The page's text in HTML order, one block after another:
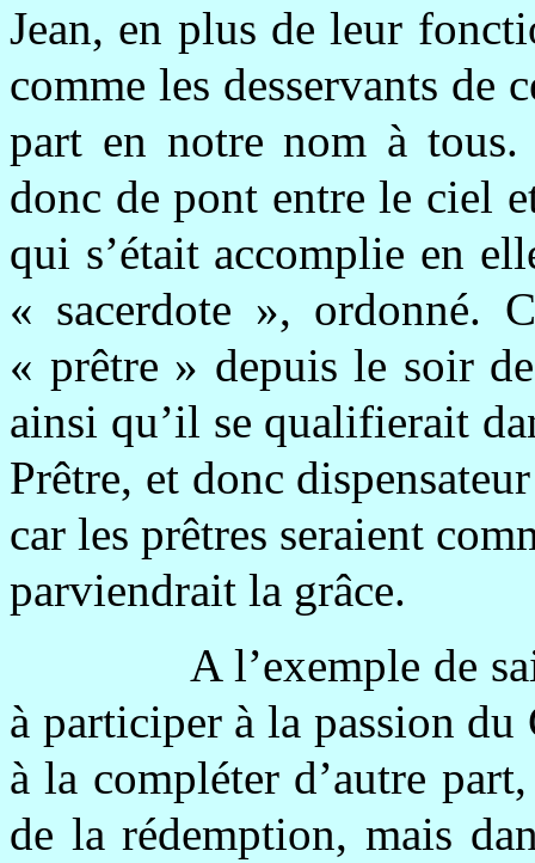
Jean, en plus de leur
comme les desservants de
part en notre nom à
donc de pont entre le ciel
qui s’était accomplie en
« sacerdote », ordonné.
« prêtre » depuis le soir
ainsi qu’il se qualifierait
Prêtre, et donc
car les prêtres seraient
parviendrait la grâce.
A l’exemple de
à participer à la passion
à la compléter d’autre
de la rédemption, mais